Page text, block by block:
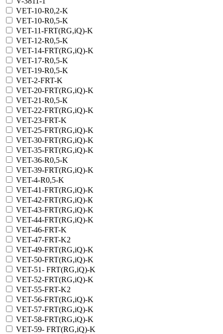
VET-10-R0,2-K
VET-10-R0,5-K
VET-11-FRT(RG,iQ)-K
VET-12-R0,5-K
VET-14-FRT(RG,iQ)-K
VET-17-R0,5-K
VET-19-R0,5-K
VET-2-FRT-K
VET-20-FRT(RG,iQ)-K
VET-21-R0,5-К
VET-22-FRT(RG,iQ)-K
VET-23-FRT-K
VET-25-FRT(RG,iQ)-K
VET-30-FRT(RG,iQ)-K
VET-35-FRT(RG,iQ)-K
VET-36-R0,5-K
VET-39-FRT(RG,iQ)-K
VET-4-R0,5-K
VET-41-FRT(RG,iQ)-K
VET-42-FRT(RG,iQ)-К
VET-43-FRT(RG,iQ)-K
VET-44-FRT(RG,iQ)-K
VET-46-FRT-K
VET-47-FRT-K2
VET-49-FRT(RG,iQ)-K
VET-50-FRT(RG,iQ)-K
VET-51- FRT(RG,iQ)-K
VET-52-FRT(RG,iQ)-K
VET-55-FRT-K2
VET-56-FRT(RG,iQ)-K
VET-57-FRT(RG,iQ)-K
VET-58-FRT(RG,iQ)-K
VET-59- FRT(RG,iQ)-K